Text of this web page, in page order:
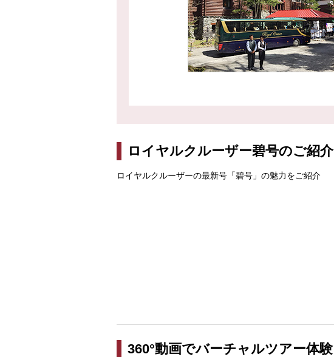
ロイヤルクルーザー碧号のご紹介
ロイヤルクルーザーの最新号「碧号」の魅力をご紹介
360°動画でバーチャルツアー体験